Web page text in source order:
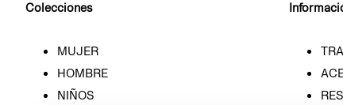
Colecciones
MUJER
HOMBRE
NIÑOS